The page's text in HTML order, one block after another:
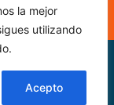
la mejor
utilizando
Acepto
Sitemap